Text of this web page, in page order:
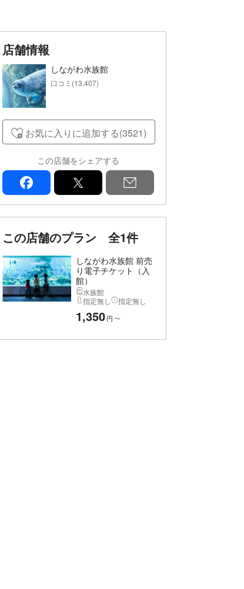
店舗情報
しながわ水族館
口コミ(13,407)
お気に入りに追加する(3521)
この店舗をシェアする
facebook
この店舗のプラン 全1件
しながわ水族館 前売
り電子チケット（入
館）
水族館
指定無し
指定無し
1,350円 〜